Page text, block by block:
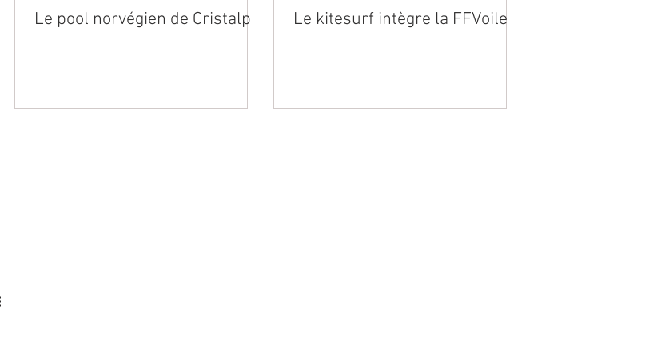
Le pool norvégien de Cristalp Le kitesurf intègre la FFVoile